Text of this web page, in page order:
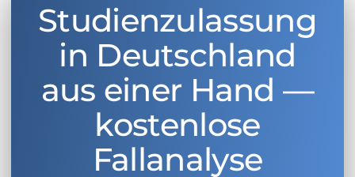
Studienzulassung
in Deutschland
aus einer Hand —
kostenlose
Fallanalyse